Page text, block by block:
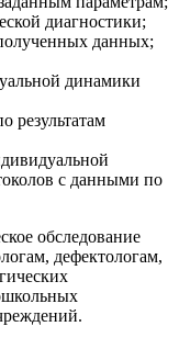
диагностики;
данных;
динамики
результатам
с данными по
обследование
дефектологам,